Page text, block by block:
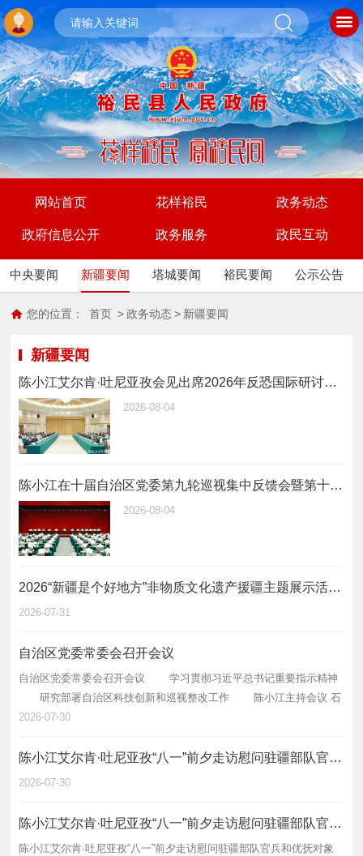
网站首页 花样裕民 政务动态
政府信息公开 政务服务 政民互动
中央要闻 新疆要闻 塔城要闻 裕民要闻 公示公告
您的位置： 首页 > 政务动态 > 新疆要闻
新疆要闻
陈小江艾尔肯·吐尼亚孜会见出席2026年反恐国际研讨会中外嘉宾
2026-08-04
陈小江在十届自治区党委第九轮巡视集中反馈会暨第十轮巡视动员部署会上强调 不断提高巡视的震慑力穿透力推动力 为建设社会主义现代化新疆提供坚强政治保障
2026-08-04
2026“新疆是个好地方”非物质文化遗产援疆主题展示活动启动
2026-07-31
自治区党委常委会召开会议
自治区党委常委会召开会议 学习贯彻习近平总书记重要指示精神
研究部署自治区科技创新和巡视整改工作 陈小江主持会议 石
榴云/新疆日报讯（记者 王兴瑞 刘毅报道）自治区党委常委会7月30日
2026-07-30
陈小江艾尔肯·吐尼亚孜“八一”前夕走访慰问驻疆部队官兵和优抚对象
2026-07-30
陈小江艾尔肯·吐尼亚孜“八一”前夕走访慰问驻疆部队官兵和优抚对象
陈小江艾尔肯·吐尼亚孜“八一”前夕走访慰问驻疆部队官兵和优抚对象